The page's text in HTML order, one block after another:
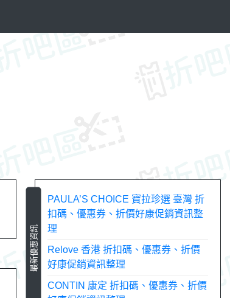
最新優惠資訊
PAULA’S CHOICE 寶拉珍選 臺灣 折
扣碼、優惠券、折價好康促銷資訊整
理
Relove 香港 折扣碼、優惠券、折價
好康促銷資訊整理
CONTIN 康定 折扣碼、優惠券、折價